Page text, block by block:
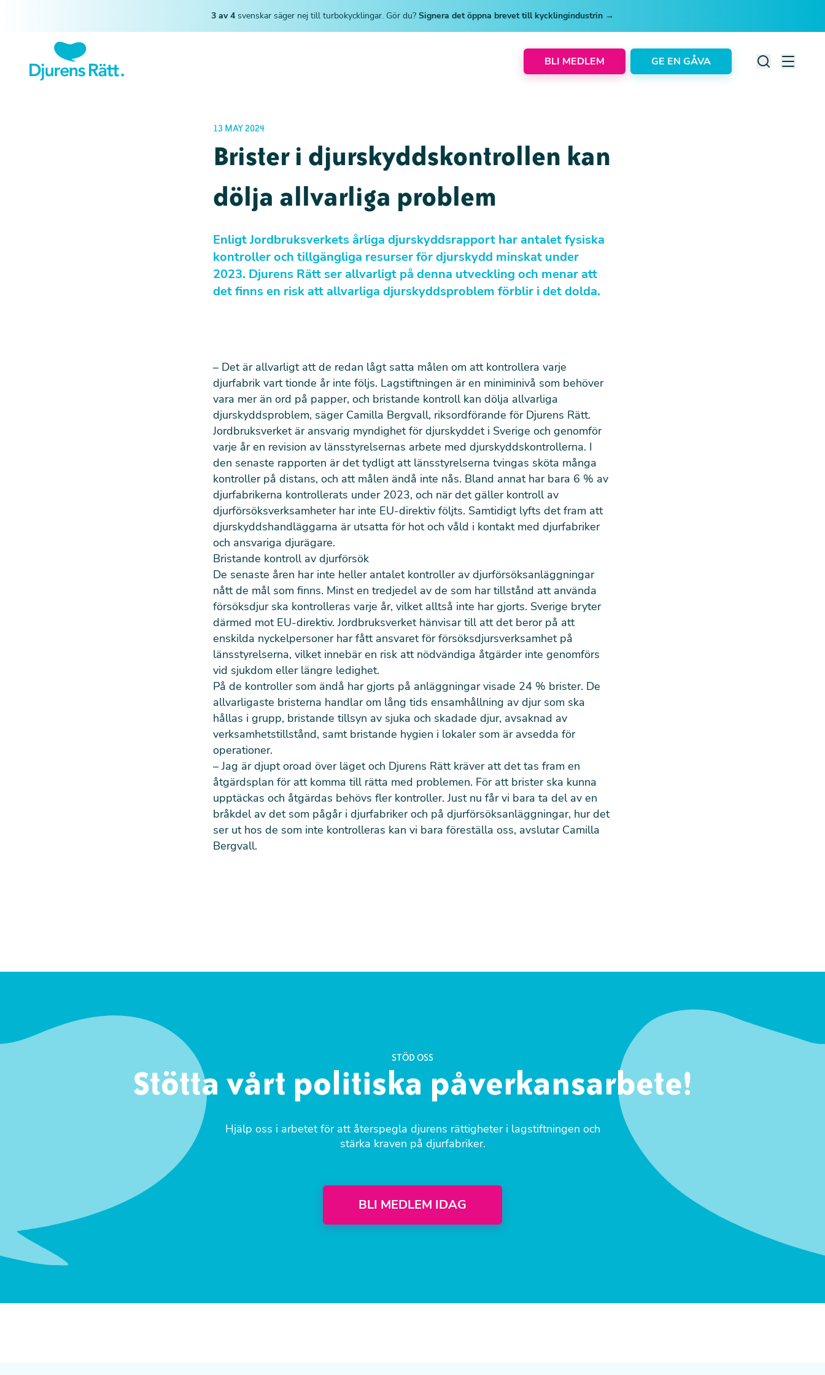
3 av 4 svenskar säger nej till turbokycklingar. Gör du? Signera det öppna brevet till kycklingindustrin →
BLI MEDLEM GE EN GÅVA
13 MAY 2024
Brister i djurskyddskontrollen kan
dölja allvarliga problem
Enligt Jordbruksverkets årliga djurskyddsrapport har antalet fysiska
kontroller och tillgängliga resurser för djurskydd minskat under
2023. Djurens Rätt ser allvarligt på denna utveckling och menar att
det finns en risk att allvarliga djurskyddsproblem förblir i det dolda.
– Det är allvarligt att de redan lågt satta målen om att kontrollera varje
djurfabrik vart tionde år inte följs. Lagstiftningen är en miniminivå som behöver
vara mer än ord på papper, och bristande kontroll kan dölja allvarliga
djurskyddsproblem, säger Camilla Bergvall, riksordförande för Djurens Rätt.
Jordbruksverket är ansvarig myndighet för djurskyddet i Sverige och genomför
varje år en revision av länsstyrelsernas arbete med djurskyddskontrollerna. I
den senaste rapporten är det tydligt att länsstyrelserna tvingas sköta många
kontroller på distans, och att målen ändå inte nås. Bland annat har bara 6 % av
djurfabrikerna kontrollerats under 2023, och när det gäller kontroll av
djurförsöksverksamheter har inte EU-direktiv följts. Samtidigt lyfts det fram att
djurskyddshandläggarna är utsatta för hot och våld i kontakt med djurfabriker
och ansvariga djurägare.
Bristande kontroll av djurförsök
De senaste åren har inte heller antalet kontroller av djurförsöksanläggningar
nått de mål som finns. Minst en tredjedel av de som har tillstånd att använda
försöksdjur ska kontrolleras varje år, vilket alltså inte har gjorts. Sverige bryter
därmed mot EU-direktiv. Jordbruksverket hänvisar till att det beror på att
enskilda nyckelpersoner har fått ansvaret för försöksdjursverksamhet på
länsstyrelserna, vilket innebär en risk att nödvändiga åtgärder inte genomförs
vid sjukdom eller längre ledighet.
På de kontroller som ändå har gjorts på anläggningar visade 24 % brister. De
allvarligaste bristerna handlar om lång tids ensamhållning av djur som ska
hållas i grupp, bristande tillsyn av sjuka och skadade djur, avsaknad av
verksamhetstillstånd, samt bristande hygien i lokaler som är avsedda för
operationer.
– Jag är djupt oroad över läget och Djurens Rätt kräver att det tas fram en
åtgärdsplan för att komma till rätta med problemen. För att brister ska kunna
upptäckas och åtgärdas behövs fler kontroller. Just nu får vi bara ta del av en
bråkdel av det som pågår i djurfabriker och på djurförsöksanläggningar, hur det
ser ut hos de som inte kontrolleras kan vi bara föreställa oss, avslutar Camilla
Bergvall.
STÖD OSS
Stötta vårt politiska påverkansarbete!
Hjälp oss i arbetet för att återspegla djurens rättigheter i lagstiftningen och
stärka kraven på djurfabriker.
BLI MEDLEM IDAG